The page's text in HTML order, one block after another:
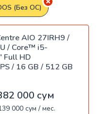
(Без ОС)
AIO 27IRH9 /
/ Core™ i5-
Full HD
/ 16 GB / 512 GB
000 сум
000 сум / мес.